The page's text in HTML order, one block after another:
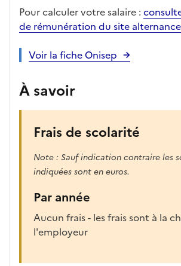
Pour calculer votre salaire :
de rémunération du site
Voir la fiche Onisep
À savoir
Frais de scolarité
Note : Sauf indication contraire les
indiquées sont en euros.
Par année
Aucun frais - les frais sont à la
l'employeur